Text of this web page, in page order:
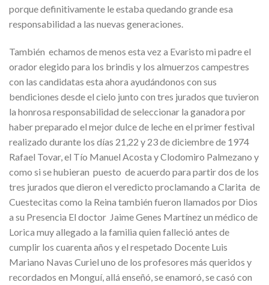
porque definitivamente le estaba quedando grande esa
responsabilidad a las nuevas generaciones.
También echamos de menos esta vez a Evaristo mi padre el
orador elegido para los brindis y los almuerzos campestres
con las candidatas esta ahora ayudándonos con sus
bendiciones desde el cielo junto con tres jurados que tuvieron
la honrosa responsabilidad de seleccionar la ganadora por
haber preparado el mejor dulce de leche en el primer festival
realizado durante los días 21,22 y 23 de diciembre de 1974
Rafael Tovar, el Tío Manuel Acosta y Clodomiro Palmezano y
como si se hubieran puesto de acuerdo para partir dos de los
tres jurados que dieron el veredicto proclamando a Clarita de
Cuestecitas como la Reina también fueron llamados por Dios
a su Presencia El doctor Jaime Genes Martínez un médico de
Lorica muy allegado a la familia quien falleció antes de
cumplir los cuarenta años y el respetado Docente Luis
Mariano Navas Curiel uno de los profesores más queridos y
recordados en Monguí, allá enseñó, se enamoró, se casó con